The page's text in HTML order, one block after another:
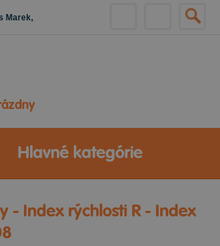
Marek,
Hlavné kategórie
- Index rýchlosti R - Index